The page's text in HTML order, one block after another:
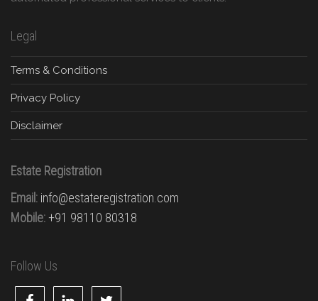
Legal
Terms & Conditions
Privacy Policy
Disclaimer
Estate Registration
Email: info@estateregistration.com
Mobile: +91 98110 80318
Follow Us